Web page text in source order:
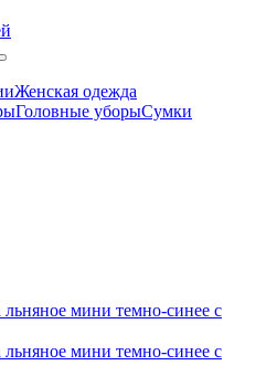
Женская одежда
Головные уборыСумки